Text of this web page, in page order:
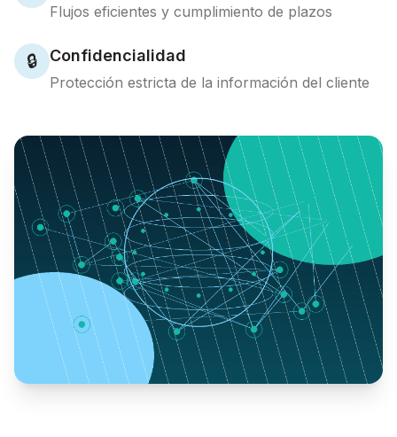
Flujos eficientes y cumplimiento de plazos
🔒 Confidencialidad
Protección estricta de la información del cliente